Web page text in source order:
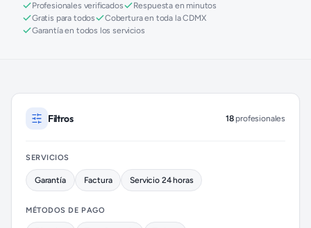
Profesionales verificados
Respuesta en minutos
Gratis para todos
Cobertura en toda la CDMX
Garantía en todos los servicios
Electricistas disponibles en Cuauhtémoc (colonia Roma
Filtros 18 profesionales
SERVICIOS
Garantía Factura Servicio 24 horas
MÉTODOS DE PAGO